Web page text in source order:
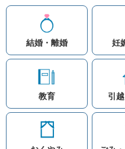
結婚・離婚 妊
教育 引